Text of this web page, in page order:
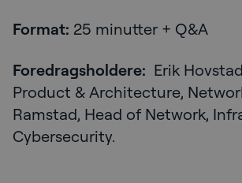
Format: 25 minutter + Q&A
Foredragsholdere: Erik
Product & Architecture,
Ramstad, Head of Network,
Cybersecurity.